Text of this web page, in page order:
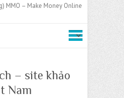
MMO – Make Money Online
– site khảo
Nam